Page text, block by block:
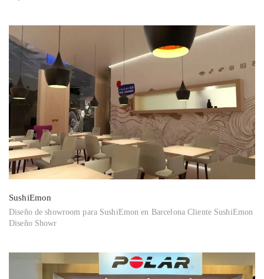
SushiEmon
Diseño de showroom para SushiEmon en Barcelona Cliente SushiEmon
Diseño Showr